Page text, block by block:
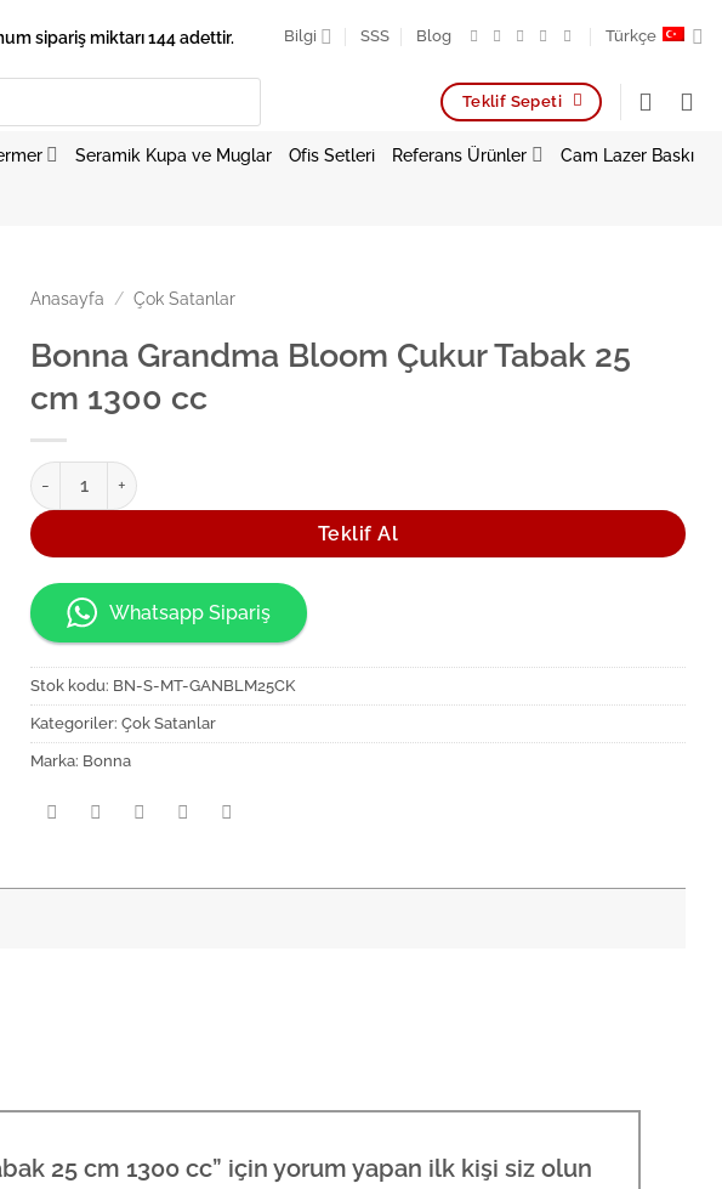
sipariş miktarı 144 adettir. Bilgi SSS Blog Türkçe
Teklif Sepeti
Seramik Kupa ve Muglar Ofis Setleri Referans Ürünler Cam Lazer Baskı
Anasayfa / Çok Satanlar
Bonna Grandma Bloom Çukur Tabak 25
cm 1300 cc
Bonna Grandma Bloom Çukur Tabak 25 cm 1300 cc adet
Teklif Al
Whatsapp Sipariş
Stok kodu: BN-S-MT-GANBLM25CK
Kategoriler:Çok Satanlar
Marka: Bonna
25 cm 1300 cc” için yorum yapan ilk kişi siz olun